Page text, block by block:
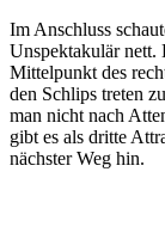
Im Anschluss
Unspektakulär nett.
Mittelpunkt des
den Schlips treten
man nicht nach
gibt es als dritte
nächster Weg hin.